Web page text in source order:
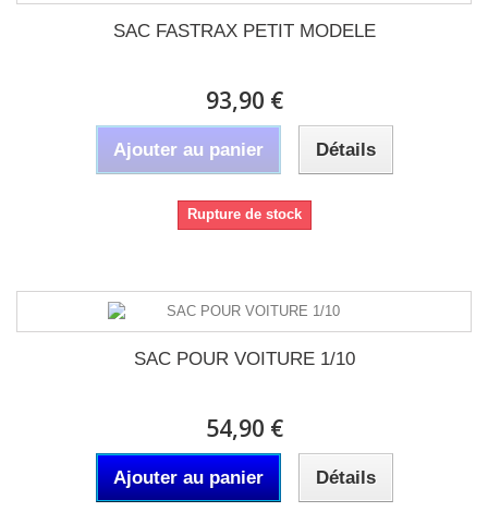
SAC FASTRAX PETIT MODELE
93,90 €
Ajouter au panier Détails
Rupture de stock
SAC POUR VOITURE 1/10
54,90 €
Ajouter au panier Détails